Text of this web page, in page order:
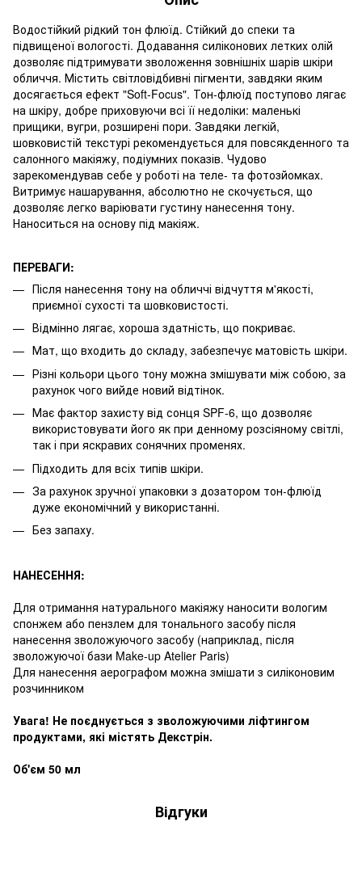
Водостійкий рідкий тон флюїд. Стійкий до спеки та
підвищеної вологості. Додавання силіконових летких олій
дозволяє підтримувати зволоження зовнішніх шарів шкіри
обличчя. Містить світловідбивні пігменти, завдяки яким
досягається ефект "Soft-Focus". Тон-флюїд поступово лягає
на шкіру, добре приховуючи всі її недоліки: маленькі
прищики, вугри, розширені пори. Завдяки легкій,
шовковистій текстурі рекомендується для повсякденного та
салонного макіяжу, подіумних показів. Чудово
зарекомендував себе у роботі на теле- та фотозйомках.
Витримує нашарування, абсолютно не скочується, що
дозволяє легко варіювати густину нанесення тону.
Наноситься на основу під макіяж.
ПЕРЕВАГИ:
Після нанесення тону на обличчі відчуття м'якості,
приємної сухості та шовковистості.
Відмінно лягає, хороша здатність, що покриває.
Мат, що входить до складу, забезпечує матовість шкіри.
Різні кольори цього тону можна змішувати між собою, за
рахунок чого вийде новий відтінок.
Має фактор захисту від сонця SPF-6, що дозволяє
використовувати його як при денному розсіяному світлі,
так і при яскравих сонячних променях.
Підходить для всіх типів шкіри.
За рахунок зручної упаковки з дозатором тон-флюїд
дуже економічний у використанні.
Без запаху.
НАНЕСЕННЯ:
Для отримання натурального макіяжу наносити вологим
спонжем або пензлем для тонального засобу після
нанесення зволожуючого засобу (наприклад, після
зволожуючої бази Make-up Atelier Paris)
Для нанесення аерографом можна змішати з силіконовим
розчинником
Увага! Не поєднується з зволожуючими ліфтингом
продуктами, які містять Декстрін.
Об'єм 50 мл
Відгуки